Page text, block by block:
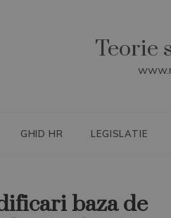
Teorie
GHID HR LEGISLATIE
baza de